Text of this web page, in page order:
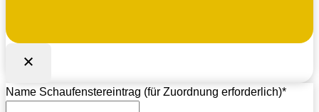
Name Schaufenstereintrag (für Zuordnung erforderlich)*